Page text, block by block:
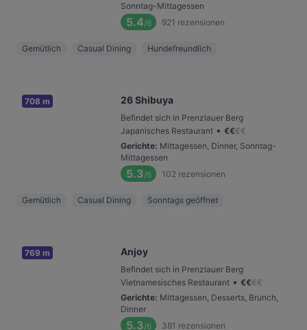
Sonntag-Mittagessen
5.4/6 921 rezensionen
Gemütlich Casual Dining Hundefreundlich
708 m 26 Shibuya
Befindet sich in Prenzlauer Berg
Japanisches Restaurant • €€€€
Gerichte: Mittagessen, Dinner, Sonntag-
Mittagessen
5.3/6 102 rezensionen
Gemütlich Casual Dining Sonntags geöffnet
769 m Anjoy
Befindet sich in Prenzlauer Berg
Vietnamesisches Restaurant • €€€€
Gerichte: Mittagessen, Desserts, Brunch,
Dinner
5.3/6 381 rezensionen